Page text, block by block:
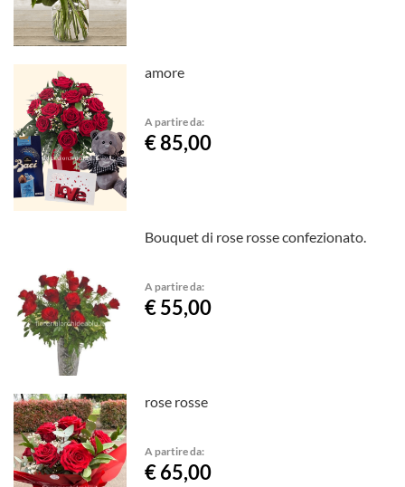
amore
A partire da:
€ 85,00
Bouquet di rose rosse confezionato.
A partire da:
€ 55,00
rose rosse
A partire da:
€ 65,00